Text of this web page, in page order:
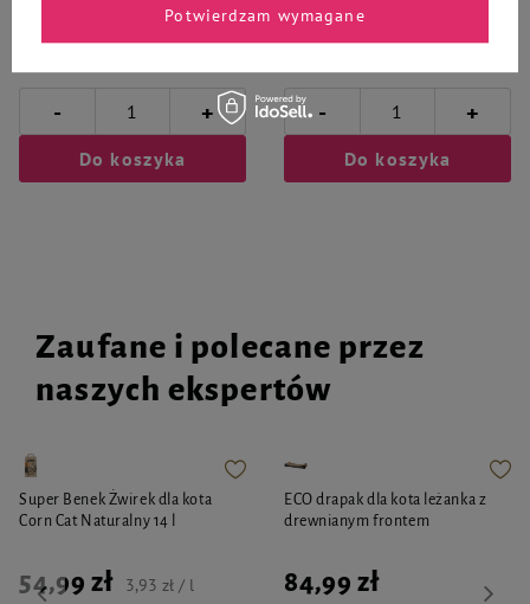
8,23 zł
- +
Do koszyka
185 g
11,32 zł
- +
Do koszyka
Zaufane i polecane przez
naszych ekspertów
Super Benek Żwirek dla kota
Corn Cat Naturalny 14 l
54,99 zł 3,93 zł / l
ECO drapak dla kota leżanka z
drewnianym frontem
84,99 zł
Potwierdzam wymagane